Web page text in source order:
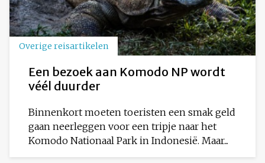
Overige reisartikelen
Een bezoek aan Komodo NP wordt
véél duurder
Binnenkort moeten toeristen een smak geld
gaan neerleggen voor een tripje naar het
Komodo Nationaal Park in Indonesië. Maar...